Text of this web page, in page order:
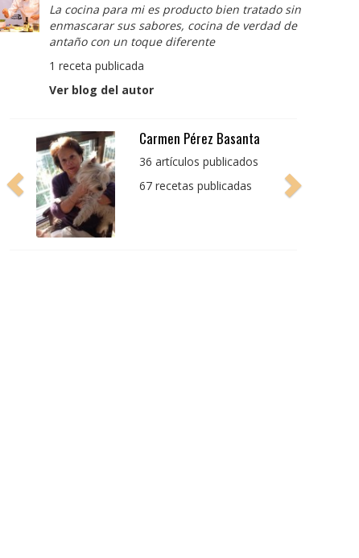
La cocina para mi es producto bien tratado sin
enmascarar sus sabores, cocina de verdad de
antaño con un toque diferente
1 receta publicada
Ver blog del autor
Pedro Manuel Collado
Cruz
producto bien tratado